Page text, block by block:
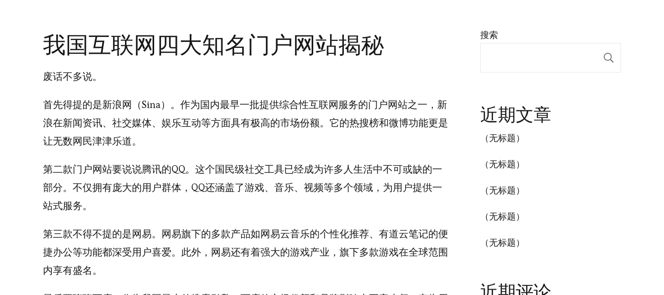
我国互联网四大知名门户网站揭秘
废话不多说。
首先得提的是新浪网（Sina）。作为国内最早一批提供综合性互联网服务的门户网站之一，新
浪在新闻资讯、社交媒体、娱乐互动等方面具有极高的市场份额。它的热搜榜和微博功能更是
让无数网民津津乐道。
第二款门户网站要说说腾讯的QQ。这个国民级社交工具已经成为许多人生活中不可或缺的一
部分。不仅拥有庞大的用户群体，QQ还涵盖了游戏、音乐、视频等多个领域，为用户提供一
站式服务。
第三款不得不提的是网易。网易旗下的多款产品如网易云音乐的个性化推荐、有道云笔记的便
捷办公等功能都深受用户喜爱。此外，网易还有着强大的游戏产业，旗下多款游戏在全球范围
内享有盛名。
搜索
近期文章
（无标题）
（无标题）
（无标题）
（无标题）
（无标题）